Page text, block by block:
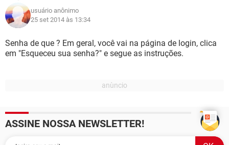
usuário anônimo
25 set 2014 às 13:34
Senha de que ? Em geral, você vai na página de login, clica
em "Esqueceu sua senha?" e segue as instruções.
ASSINE NOSSA NEWSLETTER!